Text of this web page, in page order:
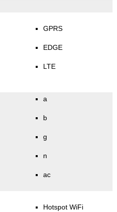
GPRS
EDGE
LTE
a
b
g
n
ac
Hotspot WiFi